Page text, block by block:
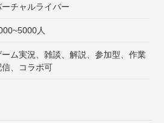
ーチャルライバー
人
ーム実況、雑談、解説、参加型、作業
信、コラボ可